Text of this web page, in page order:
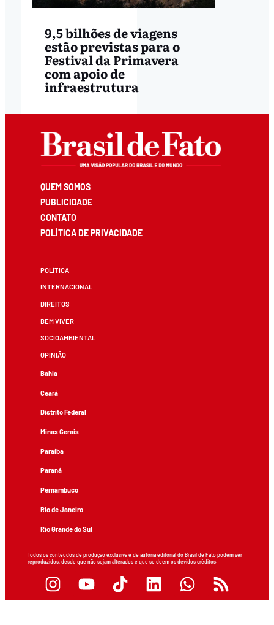
9,5 bilhões de viagens
estão previstas para o
Festival da Primavera
com apoio de
infraestrutura
QUEM SOMOS
PUBLICIDADE
CONTATO
POLÍTICA DE PRIVACIDADE
POLÍTICA
INTERNACIONAL
DIREITOS
BEM VIVER
SOCIOAMBIENTAL
OPINIÃO
Bahia
Ceará
Distrito Federal
Minas Gerais
Paraíba
Paraná
Pernambuco
Rio de Janeiro
Rio Grande do Sul
Todos os conteúdos de produção exclusiva e de autoria editorial do Brasil de Fato podem ser
reproduzidos, desde que não sejam alterados e que se deem os devidos créditos.